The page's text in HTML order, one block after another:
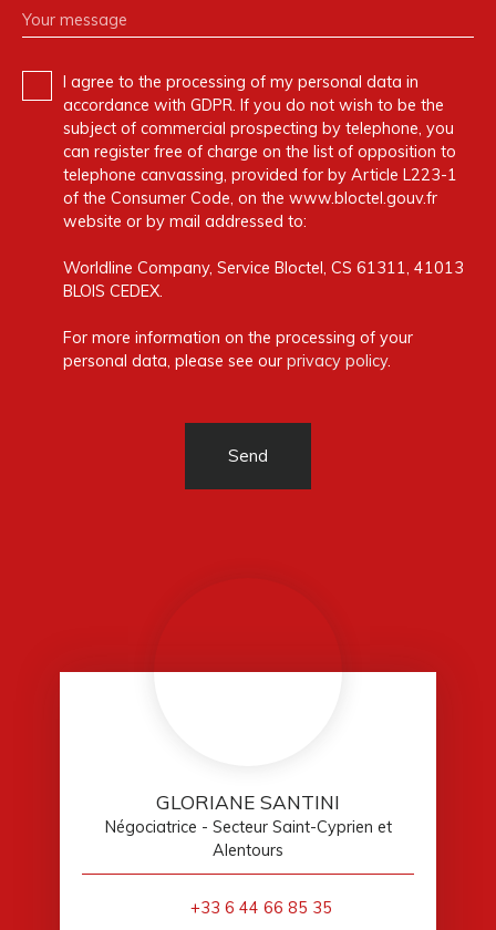
Your message
I agree to the processing of my personal data in
accordance with GDPR. If you do not wish to be the
subject of commercial prospecting by telephone, you
can register free of charge on the list of opposition to
telephone canvassing, provided for by Article L223-1
of the Consumer Code, on the www.bloctel.gouv.fr
website or by mail addressed to:
Worldline Company, Service Bloctel, CS 61311, 41013
BLOIS CEDEX.
For more information on the processing of your
personal data, please see our privacy policy.
Send
GLORIANE SANTINI
Négociatrice - Secteur Saint-Cyprien et
Alentours
+33 6 44 66 85 35